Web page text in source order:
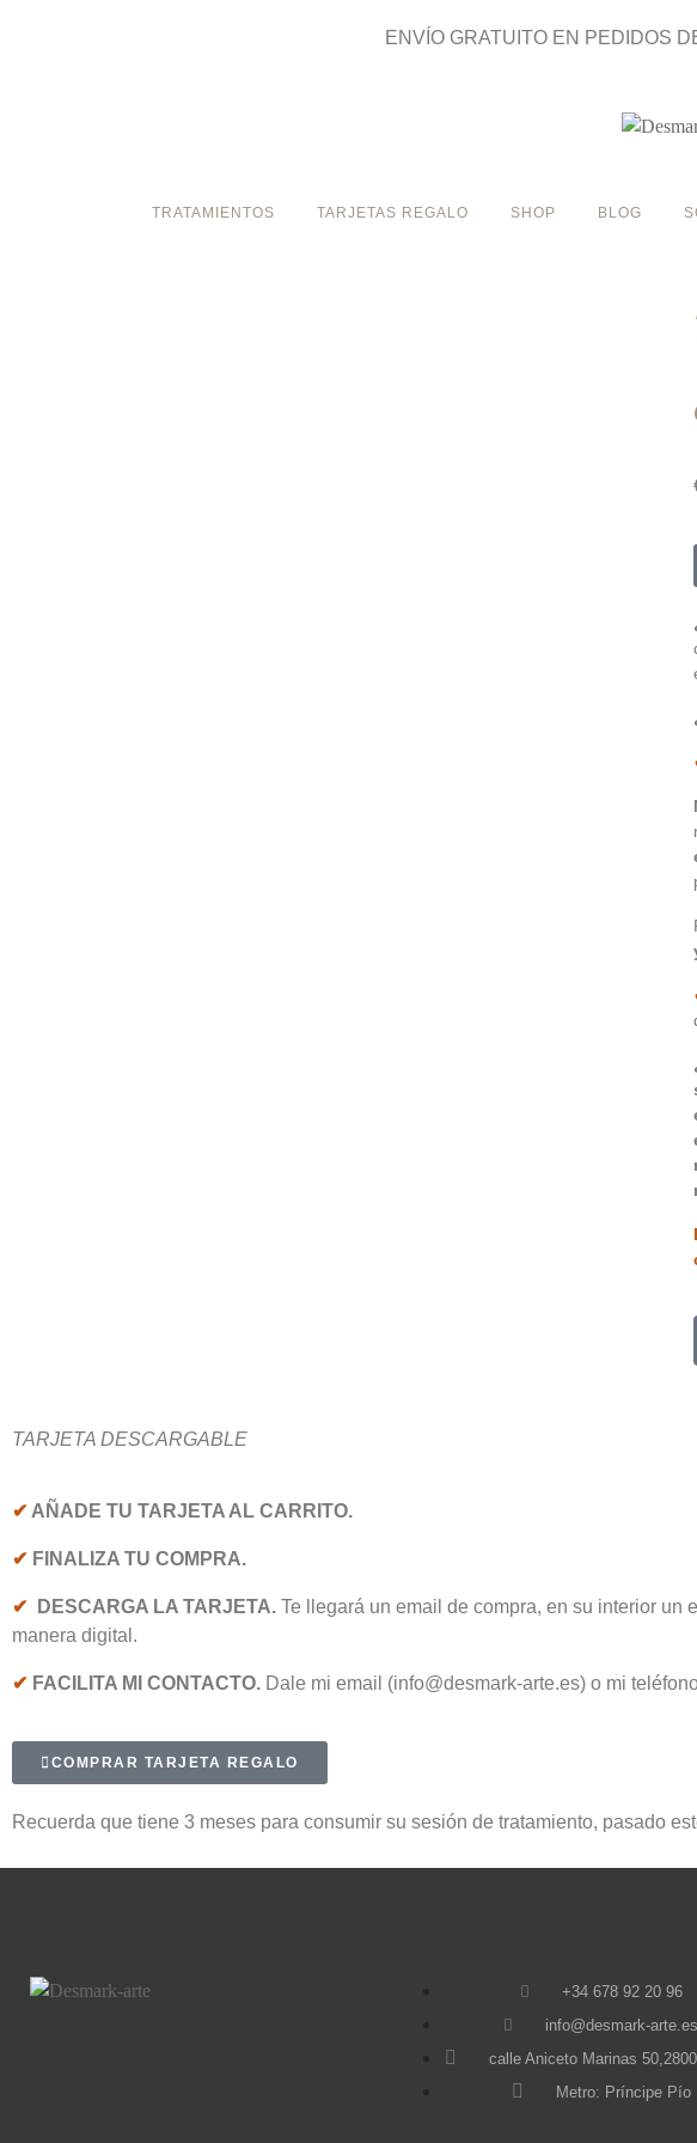
ENVÍO GRATUITO EN PEDIDOS
TRATAMIENTOS TARJETAS REGALO SHOP BLOG
TARJETA DESCARGABLE
✔ AÑADE TU TARJETA AL CARRITO.
✔ FINALIZA TU COMPRA.
✔ DESCARGA LA TARJETA. Te llegará un email de compra, en su interior un
manera digital.
✔ FACILITA MI CONTACTO. Dale mi email (info@desmark-arte.es) o mi
COMPRAR TARJETA REGALO
Recuerda que tiene 3 meses para consumir su sesión de tratamiento, pasado
+34 678 92 20 96
info@desmark-arte.es
calle Aniceto Marinas
Metro: Príncipe Pío